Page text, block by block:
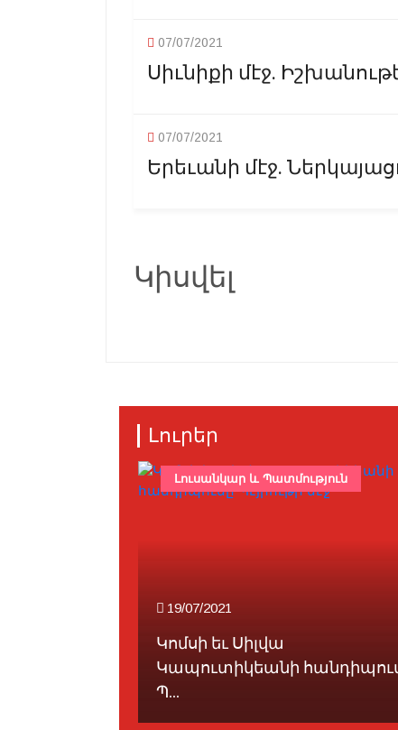
07/07/2021
Սիւնիքի մէջ.
07/07/2021
Երեւանի մէջ.
Կիսվել
Լուրեր
19/07/2021
Կոմսի եւ Սիլվա
Կապուտիկեանի
Պ...
Լուսանկար ԵՒ Պատմություն